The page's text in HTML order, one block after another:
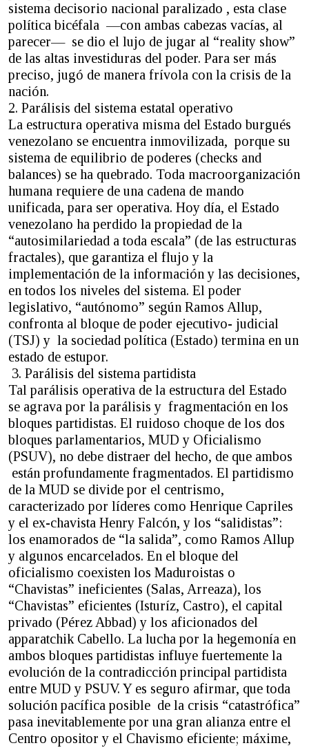
sistema decisorio nacional paralizado , esta clase
política bicéfala —con ambas cabezas vacías, al
parecer— se dio el lujo de jugar al “reality show”
de las altas investiduras del poder. Para ser más
preciso, jugó de manera frívola con la crisis de la
nación.
2. Parálisis del sistema estatal operativo
La estructura operativa misma del Estado burgués
venezolano se encuentra inmovilizada, porque su
sistema de equilibrio de poderes (checks and
balances) se ha quebrado. Toda macroorganización
humana requiere de una cadena de mando
unificada, para ser operativa. Hoy día, el Estado
venezolano ha perdido la propiedad de la
“autosimilariedad a toda escala” (de las estructuras
fractales), que garantiza el flujo y la
implementación de la información y las decisiones,
en todos los niveles del sistema. El poder
legislativo, “autónomo” según Ramos Allup,
confronta al bloque de poder ejecutivo- judicial
(TSJ) y la sociedad política (Estado) termina en un
estado de estupor.
3. Parálisis del sistema partidista
Tal parálisis operativa de la estructura del Estado
se agrava por la parálisis y fragmentación en los
bloques partidistas. El ruidoso choque de los dos
bloques parlamentarios, MUD y Oficialismo
(PSUV), no debe distraer del hecho, de que ambos
están profundamente fragmentados. El partidismo
de la MUD se divide por el centrismo,
caracterizado por líderes como Henrique Capriles
y el ex-chavista Henry Falcón, y los “salidistas”:
los enamorados de “la salida”, como Ramos Allup
y algunos encarcelados. En el bloque del
oficialismo coexisten los Maduroistas o
“Chavistas” ineficientes (Salas, Arreaza), los
“Chavistas” eficientes (Isturíz, Castro), el capital
privado (Pérez Abbad) y los aficionados del
apparatchik Cabello. La lucha por la hegemonía en
ambos bloques partidistas influye fuertemente la
evolución de la contradicción principal partidista
entre MUD y PSUV. Y es seguro afirmar, que toda
solución pacífica posible de la crisis “catastrófica”
pasa inevitablemente por una gran alianza entre el
Centro opositor y el Chavismo eficiente; máxime,